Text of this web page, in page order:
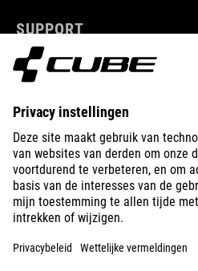
SUPPORT
ÜBER UNS
ENTDECKEN